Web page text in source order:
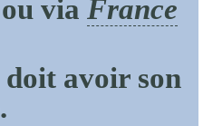
via France
avoir son